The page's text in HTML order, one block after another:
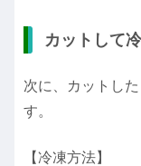
カットして
次に、カットし
す。
【冷凍方法】